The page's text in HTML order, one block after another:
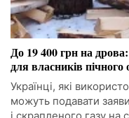
До 19 400 грн на
для власників пічного
Українці, які
можуть подавати
і скрапленого газу